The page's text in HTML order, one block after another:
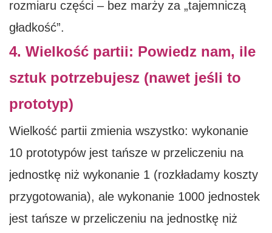
rozmiaru części – bez marży za „tajemniczą
gładkość”.
4. Wielkość partii: Powiedz nam, ile
sztuk potrzebujesz (nawet jeśli to
prototyp)
Wielkość partii zmienia wszystko: wykonanie
10 prototypów jest tańsze w przeliczeniu na
jednostkę niż wykonanie 1 (rozkładamy koszty
przygotowania), ale wykonanie 1000 jednostek
jest tańsze w przeliczeniu na jednostkę niż